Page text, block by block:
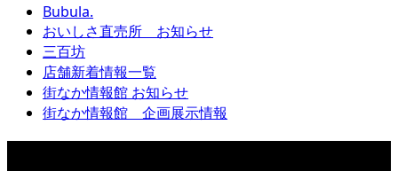
Bubula.
おいしさ直売所 お知らせ
三百坊
店舗新着情報一覧
街なか情報館 お知らせ
街なか情報館 企画展示情報